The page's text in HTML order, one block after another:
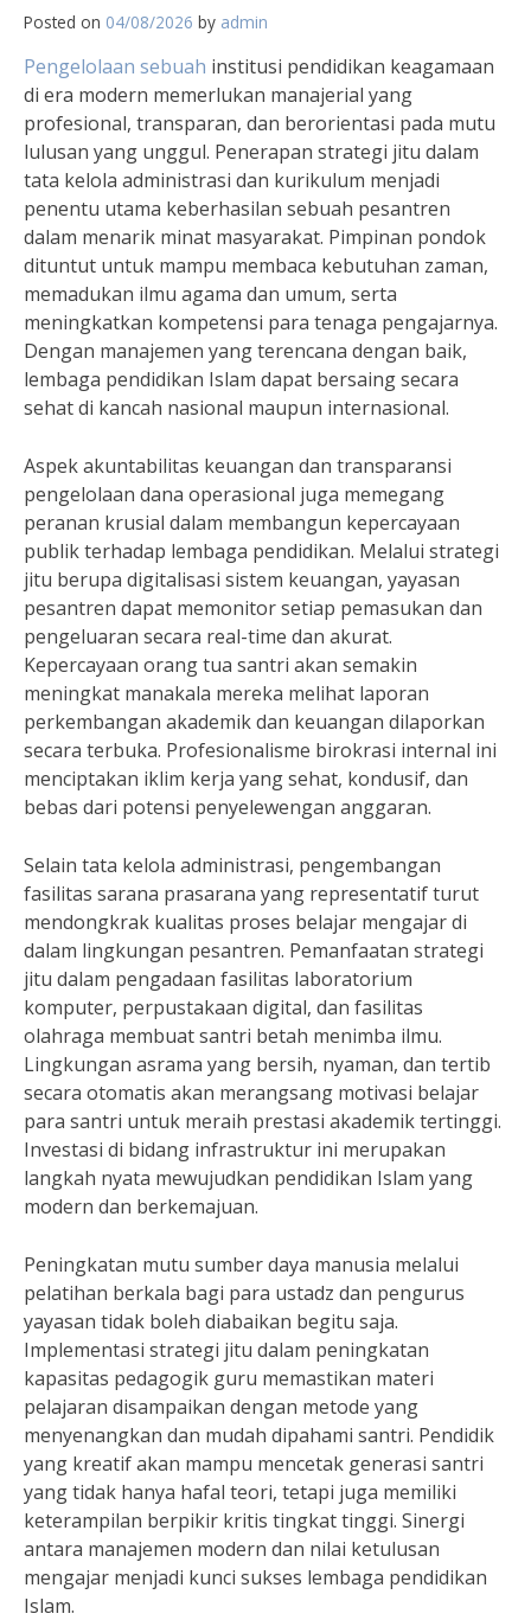
Posted on 04/08/2026 by admin
Pengelolaan sebuah institusi pendidikan keagamaan
di era modern memerlukan manajerial yang
profesional, transparan, dan berorientasi pada mutu
lulusan yang unggul. Penerapan strategi jitu dalam
tata kelola administrasi dan kurikulum menjadi
penentu utama keberhasilan sebuah pesantren
dalam menarik minat masyarakat. Pimpinan pondok
dituntut untuk mampu membaca kebutuhan zaman,
memadukan ilmu agama dan umum, serta
meningkatkan kompetensi para tenaga pengajarnya.
Dengan manajemen yang terencana dengan baik,
lembaga pendidikan Islam dapat bersaing secara
sehat di kancah nasional maupun internasional.
Aspek akuntabilitas keuangan dan transparansi
pengelolaan dana operasional juga memegang
peranan krusial dalam membangun kepercayaan
publik terhadap lembaga pendidikan. Melalui strategi
jitu berupa digitalisasi sistem keuangan, yayasan
pesantren dapat memonitor setiap pemasukan dan
pengeluaran secara real-time dan akurat.
Kepercayaan orang tua santri akan semakin
meningkat manakala mereka melihat laporan
perkembangan akademik dan keuangan dilaporkan
secara terbuka. Profesionalisme birokrasi internal ini
menciptakan iklim kerja yang sehat, kondusif, dan
bebas dari potensi penyelewengan anggaran.
Selain tata kelola administrasi, pengembangan
fasilitas sarana prasarana yang representatif turut
mendongkrak kualitas proses belajar mengajar di
dalam lingkungan pesantren. Pemanfaatan strategi
jitu dalam pengadaan fasilitas laboratorium
komputer, perpustakaan digital, dan fasilitas
olahraga membuat santri betah menimba ilmu.
Lingkungan asrama yang bersih, nyaman, dan tertib
secara otomatis akan merangsang motivasi belajar
para santri untuk meraih prestasi akademik tertinggi.
Investasi di bidang infrastruktur ini merupakan
langkah nyata mewujudkan pendidikan Islam yang
modern dan berkemajuan.
Peningkatan mutu sumber daya manusia melalui
pelatihan berkala bagi para ustadz dan pengurus
yayasan tidak boleh diabaikan begitu saja.
Implementasi strategi jitu dalam peningkatan
kapasitas pedagogik guru memastikan materi
pelajaran disampaikan dengan metode yang
menyenangkan dan mudah dipahami santri. Pendidik
yang kreatif akan mampu mencetak generasi santri
yang tidak hanya hafal teori, tetapi juga memiliki
keterampilan berpikir kritis tingkat tinggi. Sinergi
antara manajemen modern dan nilai ketulusan
mengajar menjadi kunci sukses lembaga pendidikan
Islam.